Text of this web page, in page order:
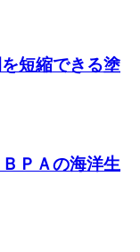
短縮できる塗
ＰＡの海洋生